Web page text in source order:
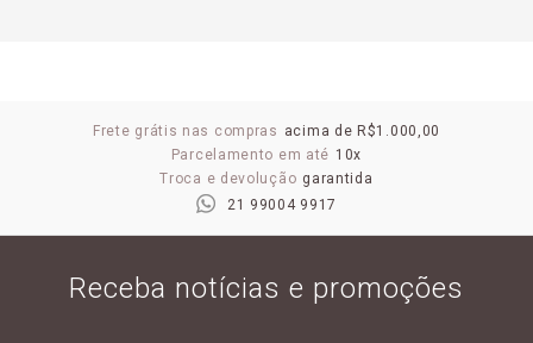
Frete grátis nas compras acima de R$1.000,00
Parcelamento em até 10x
Troca e devolução garantida
21 99004 9917
Receba notícias e promoções